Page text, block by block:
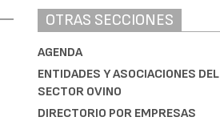
OTRAS SECCIONES
AGENDA
ENTIDADES Y ASOCIACIONES DEL
SECTOR OVINO
DIRECTORIO POR EMPRESAS